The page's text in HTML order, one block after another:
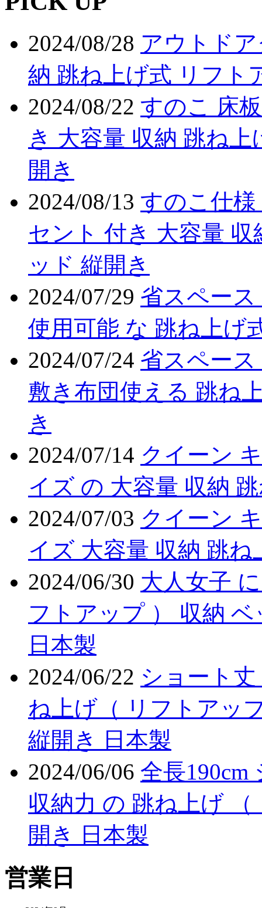
2024/08/28 アウトド
納 跳ね上げ式 リフト
2024/08/22 すのこ 床
き 大容量 収納 跳ね
開き
2024/08/13 すのこ仕
セント 付き 大容量
ッド 縦開き
2024/07/29 省スペー
使用可能 な 跳ね上げ
2024/07/24 省スペー
敷き布団使える 跳ね
き
2024/07/14 クイーン
イズ の 大容量 収納
2024/07/03 クイーン
イズ 大容量 収納 跳
2024/06/30 大人女子
フトアップ ） 収納
日本製
2024/06/22 ショート
ね上げ（ リフトアッ
縦開き 日本製
2024/06/06 全長190cm
収納力 の 跳ね上げ
開き 日本製
営業日